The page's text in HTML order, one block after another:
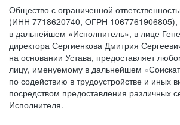
Общество с ограниченной
(ИНН 7718620740, ОГРН
в дальнейшем «Исполнитель», в лице
директора Сергиенкова Дмитрия
на основании Устава, предоставляет
лицу, именуемому в дальнейшем
по содействию в трудоустройстве и иных
посредством предоставления различных
Исполнителя.